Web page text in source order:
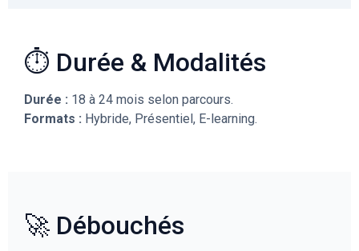
⏱️ Durée & Modalités
Durée : 18 à 24 mois selon parcours.
Formats : Hybride, Présentiel, E-learning.
🚀 Débouchés